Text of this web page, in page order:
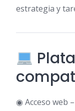
estrategia y
◉ Acceso web